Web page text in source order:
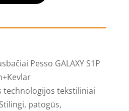
Pesso GALAXY S1P
technologijos tekstiliniai
patogūs,